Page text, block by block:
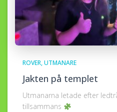
ROVER UTMANARE
Jakten på templet
Utmanarna letade efter
tillsammans